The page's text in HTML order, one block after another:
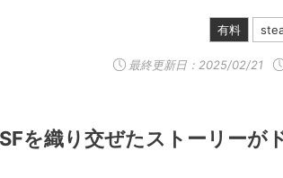
有料
最終更新日： 2025/02/21
を織り交ぜたストーリーが